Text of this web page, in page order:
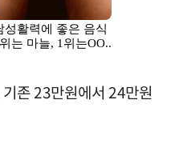
존 23만원에서 24만원